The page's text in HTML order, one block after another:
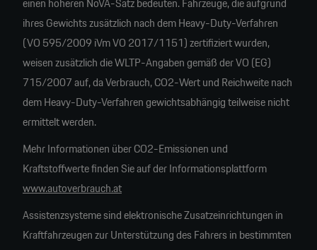
ihres Gewichts zusätzlich nach dem Heavy-Duty-Verfahren
(VO 595/2009 iVm VO 2017/1151) zertifiziert wurden,
weisen zusätzlich die WLTP-Angaben gemäß der VO (EG)
715/2007 auf, da Verbrauch, CO2-Wert und Reichweite nach
dem Heavy-Duty-Verfahren gewichtsabhängig teilweise nicht
ermittelt werden.
Mehr Informationen über CO2-Emissionen und
Kraftstoffwerte finden Sie auf der Informationsplattform
www.autoverbrauch.at
Assistenzsysteme sind elektronische Zusatzeinrichtungen in
Kraftfahrzeugen zur Unterstützung des Fahrers in bestimmten